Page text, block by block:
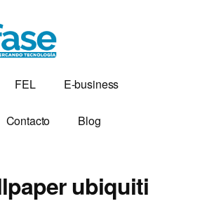
FEL E-business
Contacto Blog
ubiquiti